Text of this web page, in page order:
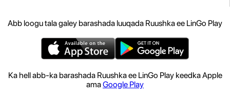
Abb loogu tala galey barashada luuqada Ruushka ee LinGo Play
Ka hell abb-ka barashada Ruushka ee LinGo Play keedka Apple
amaGoogle Play